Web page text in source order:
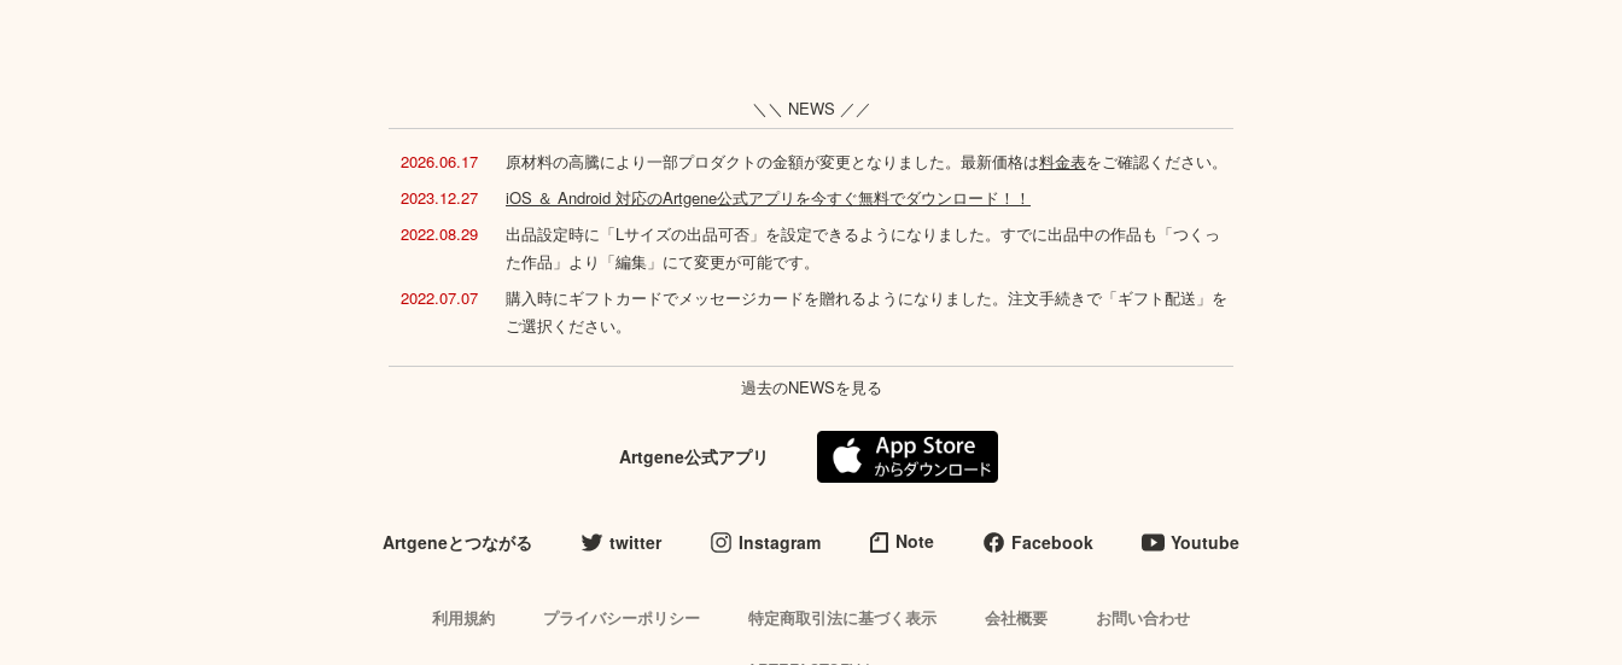
＼＼ NEWS ／／
2026.06.17 原材料の高騰により一部プロダクトの金額が変更となりました。最新価格は料金表をご確認ください。
2023.12.27
iOS ＆ Android 対応のArtgene公式アプリを今すぐ無料でダウンロード！！
2022.08.29
出品設定時に「Lサイズの出品可否」を設定できるようになりました。すでに出品中の作品も「つくっ
た作品」より「編集」にて変更が可能です。
2022.07.07
購入時にギフトカードでメッセージカードを贈れるようになりました。注文手続きで「ギフト配送」を
ご選択ください。
過去のNEWSを見る
Artgene公式アプリ
Artgeneとつながる twitter Instagram Note Facebook Youtube
利用規約 プライバシーポリシー 特定商取引法に基づく表示 会社概要 お問い合わせ